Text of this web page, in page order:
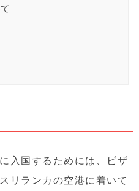
入国するためには、ビザ
リランカの空港に着いて